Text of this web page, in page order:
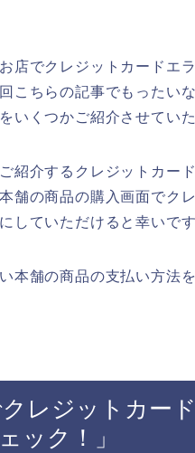
店でクレジットカードエ
こちらの記事でもったい
いくつかご紹介させていた
紹介するクレジットカー
舗の商品の購入画面でク
していただけると幸いです
本舗の商品の支払い方法
レジットカー
ック！」